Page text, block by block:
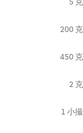
200 克
450 克
2 克
1 小撮